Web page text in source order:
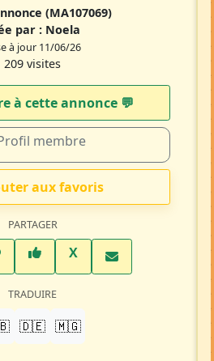
(MA107069)
par : Noela
à jour 11/06/26
209 visites
à cette annonce 💬​
membre
aux favoris
PARTAGER
WhatsAppFacebook
XTwitter X
TRADUIRE
🇩🇪 🇲🇬